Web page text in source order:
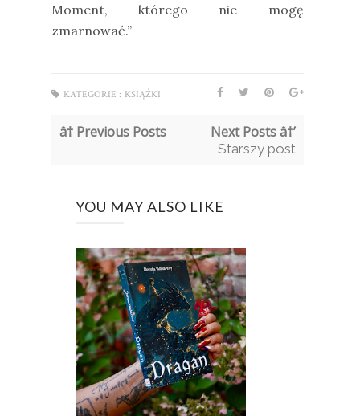
Moment, którego nie mogę
zmarnować.”
KATEGORIE : KSIĄŻKI
â† Previous Posts Next Posts â†’
Starszy post
YOU MAY ALSO LIKE